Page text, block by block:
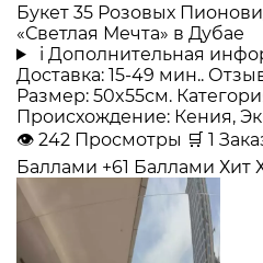
Букет 35 Розовых
«Светлая Мечта» в Дубае
i Дополнительная
Доставка: 15-49 мин..
Размер: 50x55см.
Происхождение: Кения,
👁 242 Просмотры 🛒 1
Баллами +61 Баллами Хит